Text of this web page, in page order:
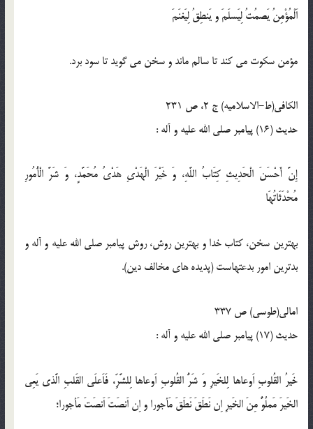
اَلْمُؤْمِنُ يَصمُتُ لِيَسلَمَ و يَنطِقُ لِيَغنَمَ
مؤمن سكوت می ‏كند تا سالم ماند و سخن می‏ گويد تا سود برد.
الكافى(ط-الاسلامیه) ج 2، ص 231
حدیث (16) پيامبر صلی الله علیه و آله :
إِنَّ أَحْسَنَ الْحَدِيثِ‏ كِتَابُ اللَّهِ، وَ خَيْرَ الْهَدْيِ هَدْيُ مُحَمَّدٍ، وَ شَرَّ الْأُمُورِ
مُحْدَثَاتُهَا
بهترين سخن، كتاب خدا و بهترين روش، روش پيامبر صلی الله علیه و آله و
بدترين امور بدعت‏هاست (پديده ‏هاى مخالف دين).
امالی(طوسی) ص 337
حدیث (17) پيامبر صلی الله علیه و آله :
خَيرُ القُلوبِ اَوعاها لِلخَيرِ وَ شَرُّ القُلوبِ اَوعاها لِلشَّرِّ، فَاَعلَى القَلبِ الَّذى يَعِى
الخَيرَ مَملُوٌّ مِنَ الخَيرِ اِن نَطَقَ نَطَقَ مَأجورا و اِن اَنصَتَ اَنصَتَ مَأجورا؛